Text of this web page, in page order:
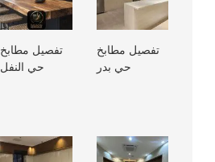
تفصيل مطابخ
حي بدر
تفصيل مطابخ
حي النفل